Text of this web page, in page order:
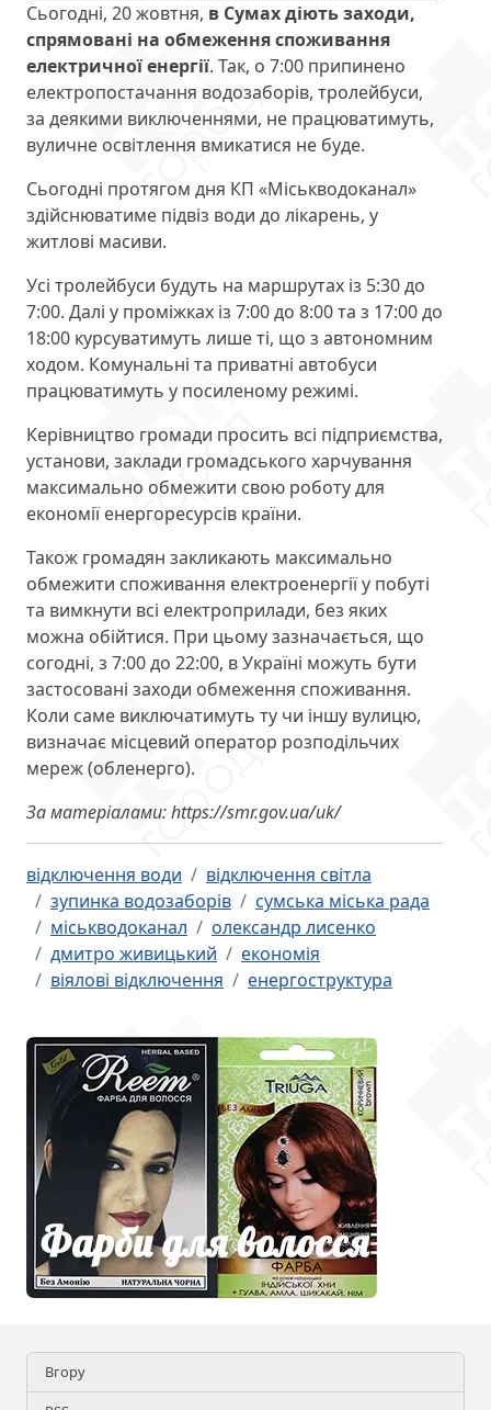
Сьогодні, 20 жовтня, в Сумах діють заходи,
спрямовані на обмеження споживання
електричної енергії. Так, о 7:00 припинено
електропостачання водозаборів, тролейбуси,
за деякими виключеннями, не працюватимуть,
вуличне освітлення вмикатися не буде.
Сьогодні протягом дня КП «Міськводоканал»
здійснюватиме підвіз води до лікарень, у
житлові масиви.
Усі тролейбуси будуть на маршрутах із 5:30 до
7:00. Далі у проміжках із 7:00 до 8:00 та з 17:00 до
18:00 курсуватимуть лише ті, що з автономним
ходом. Комунальні та приватні автобуси
працюватимуть у посиленому режимі.
Керівництво громади просить всі підприємства,
установи, заклади громадського харчування
максимально обмежити свою роботу для
економії енергоресурсів країни.
Також громадян закликають максимально
обмежити споживання електроенергії у побуті
та вимкнути всі електроприлади, без яких
можна обійтися. При цьому зазначається, що
согодні, з 7:00 до 22:00, в Україні можуть бути
застосовані заходи обмеження споживання.
Коли саме виключатимуть ту чи іншу вулицю,
визначає місцевий оператор розподільчих
мереж (обленерго).
За матеріалами: https://smr.gov.ua/uk/
відключення води
відключення світла
зупинка водозаборів
сумська міська рада
міськводоканал
олександр лисенко
дмитро живицький
економія
віялові відключення
енергоструктура
Вгору